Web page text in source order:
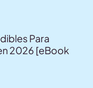
Para
2026 [eBook